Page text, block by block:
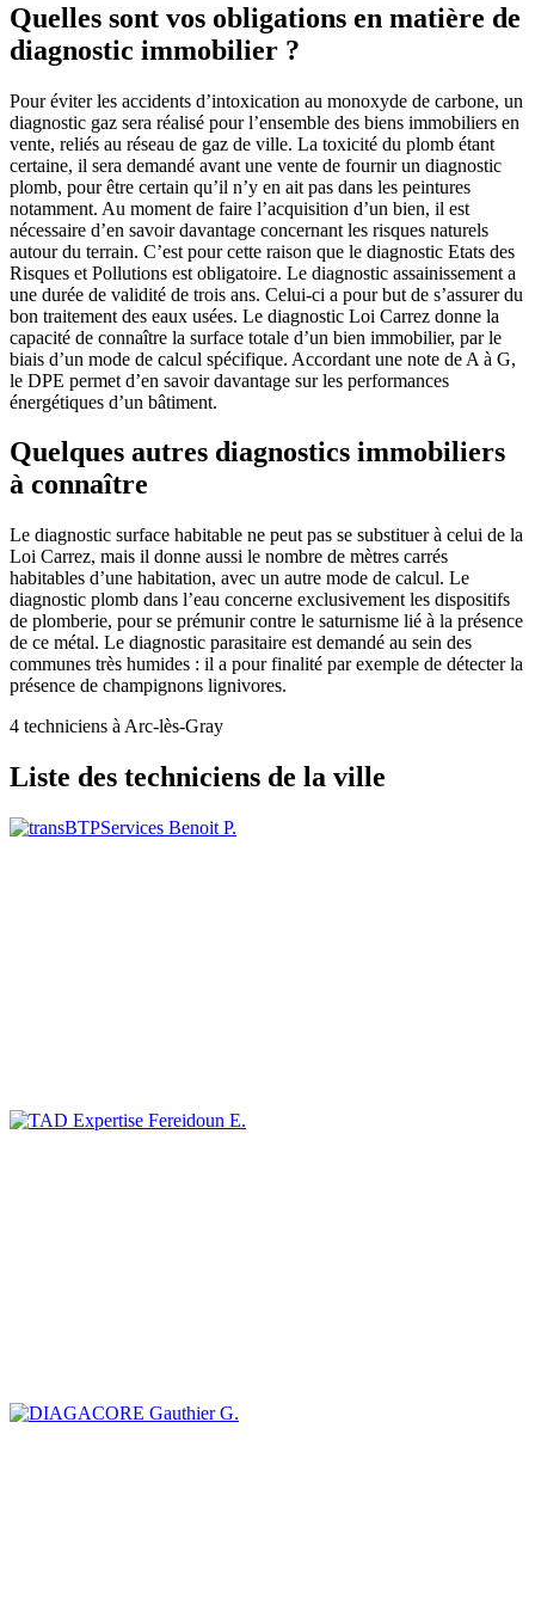
Quelles sont vos obligations en matière de
diagnostic immobilier ?
Pour éviter les accidents d’intoxication au monoxyde de carbone, un
diagnostic gaz sera réalisé pour l’ensemble des biens immobiliers en
vente, reliés au réseau de gaz de ville. La toxicité du plomb étant
certaine, il sera demandé avant une vente de fournir un diagnostic
plomb, pour être certain qu’il n’y en ait pas dans les peintures
notamment. Au moment de faire l’acquisition d’un bien, il est
nécessaire d’en savoir davantage concernant les risques naturels
autour du terrain. C’est pour cette raison que le diagnostic Etats des
Risques et Pollutions est obligatoire. Le diagnostic assainissement a
une durée de validité de trois ans. Celui-ci a pour but de s’assurer du
bon traitement des eaux usées. Le diagnostic Loi Carrez donne la
capacité de connaître la surface totale d’un bien immobilier, par le
biais d’un mode de calcul spécifique. Accordant une note de A à G,
le DPE permet d’en savoir davantage sur les performances
énergétiques d’un bâtiment.
Quelques autres diagnostics immobiliers
à connaître
Le diagnostic surface habitable ne peut pas se substituer à celui de la
Loi Carrez, mais il donne aussi le nombre de mètres carrés
habitables d’une habitation, avec un autre mode de calcul. Le
diagnostic plomb dans l’eau concerne exclusivement les dispositifs
de plomberie, pour se prémunir contre le saturnisme lié à la présence
de ce métal. Le diagnostic parasitaire est demandé au sein des
communes très humides : il a pour finalité par exemple de détecter la
présence de champignons lignivores.
4 techniciens à Arc-lès-Gray
Liste des techniciens de la ville
Benoit P.
Fereidoun E.
Gauthier G.